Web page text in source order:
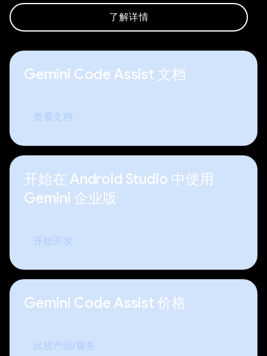
了解详情
Gemini Code Assist 文档
查看文档
开始在 Android Studio 中使用
Gemini 企业版
开始开发
Gemini Code Assist 价格
比较产品/服务